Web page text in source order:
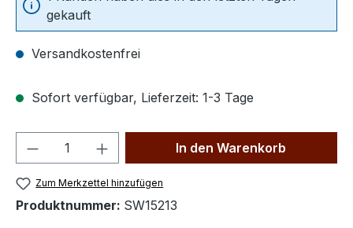
gekauft
Versandkostenfrei
Sofort verfügbar, Lieferzeit: 1-3 Tage
Produkt Anzahl: Gib denIn den Warenkorb
Zum Merkzettel hinzufügen
Produktnummer: SW15213